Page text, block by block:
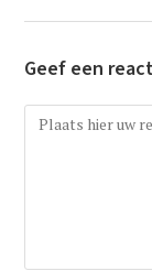
Geef een
Reactie